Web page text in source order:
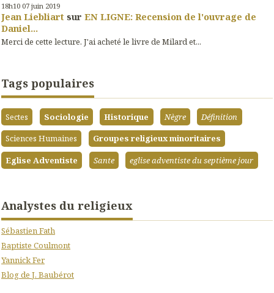
18h10 07 juin 2019
Jean Liebliart sur EN LIGNE: Recension de l'ouvrage de
Daniel...
Merci de cette lecture. J'ai acheté le livre de Milard et...
Tags populaires
Sectes Sociologie Historique Nègre
Définition
Sciences Humaines
Groupes religieux minoritaires
Eglise Adventiste
Sante eglise adventiste du septième jour
Analystes du religieux
Sébastien Fath
Baptiste Coulmont
Yannick Fer
Blog de J. Baubérot